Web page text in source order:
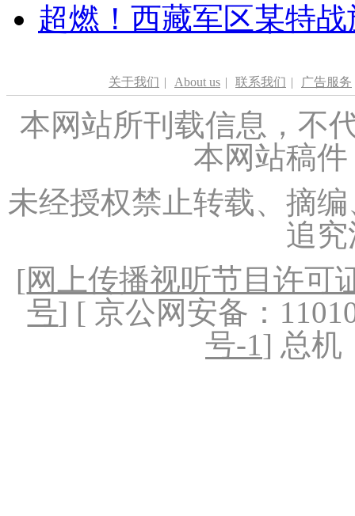
超燃！西藏军区某特
关于我们 | About us | 联系我们 | 广告服务
本网站所刊载信息，不
本网站稿
未经授权禁止转载、摘
追
[网上传播视听节目许可
号] [ 京公网安备：
号-1] 总机